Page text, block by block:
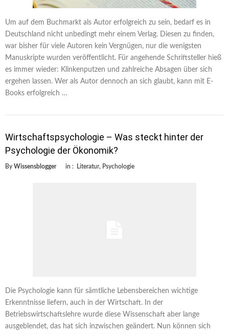
Um auf dem Buchmarkt als Autor erfolgreich zu sein, bedarf es in
Deutschland nicht unbedingt mehr einem Verlag. Diesen zu finden,
war bisher für viele Autoren kein Vergnügen, nur die wenigsten
Manuskripte wurden veröffentlicht. Für angehende Schriftsteller hieß
es immer wieder: Klinkenputzen und zahlreiche Absagen über sich
ergehen lassen. Wer als Autor dennoch an sich glaubt, kann mit E-
Books erfolgreich …
Wirtschaftspsychologie – Was steckt hinter der
Psychologie der Ökonomik?
By Wissensblogger in : Literatur, Psychologie
Die Psychologie kann für sämtliche Lebensbereichen wichtige
Erkenntnisse liefern, auch in der Wirtschaft. In der
Betriebswirtschaftslehre wurde diese Wissenschaft aber lange
ausgeblendet, das hat sich inzwischen geändert. Nun können sich